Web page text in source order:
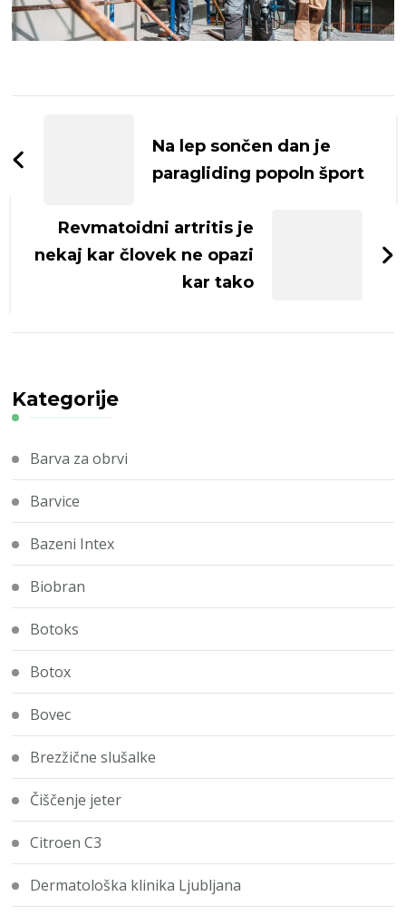
objav
Na lep sončen dan je
paragliding popoln šport
Revmatoidni artritis je
nekaj kar človek ne opazi
kar tako
Kategorije
Barva za obrvi
Barvice
Bazeni Intex
Biobran
Botoks
Botox
Bovec
Brezžične slušalke
Čiščenje jeter
Citroen C3
Dermatološka klinika Ljubljana